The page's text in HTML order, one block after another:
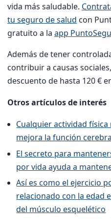
vida más saludable.
tu seguro de salud con
gratuito a la app
Además de tener
contribuir a causas
descuento de hasta 120 €
Otros artículos de interés
Cualquier actividad
mejora la función
El secreto para
por vida ayuda a
Así es como el ejercicio
relacionado con la edad
del músculo esquelético